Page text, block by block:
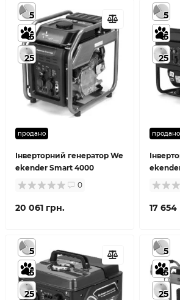
продано
Інверторний генератор We
ekender Smart 4000
5
5
25
0
20 061 грн.
продано
5
5
25
17 654
5
5
25
5
5
25